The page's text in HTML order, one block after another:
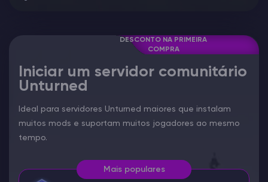
DESCONTO NA PRIMEIRA
COMPRA
Iniciar um servidor comunitário
Unturned
Ideal para servidores Unturned maiores que instalam
muitos mods e suportam muitos jogadores ao mesmo
tempo.
Mais populares